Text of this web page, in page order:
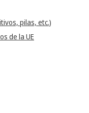
pilas, etc.)
de la UE